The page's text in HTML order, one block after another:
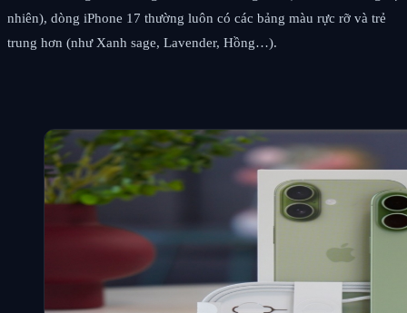
nhiên), dòng iPhone 17 thường luôn có các bảng màu rực rỡ và trẻ
trung hơn (như Xanh sage, Lavender, Hồng…).